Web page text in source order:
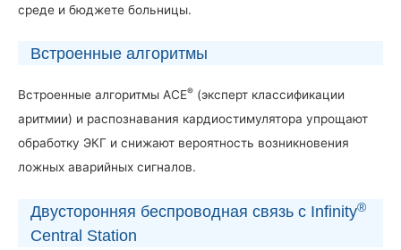
среде и бюджете больницы.
Встроенные алгоритмы
Встроенные алгоритмы ACE® (эксперт классификации
аритмии) и распознавания кардиостимулятора упрощают
обработку ЭКГ и снижают вероятность возникновения
ложных аварийных сигналов.
Двусторонняя беспроводная связь с Infinity®
Central Station